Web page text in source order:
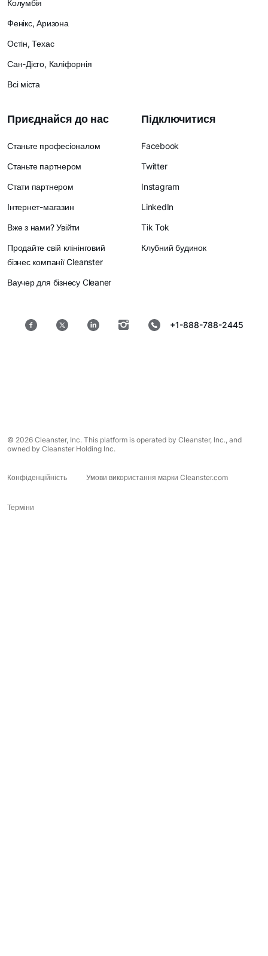
Колумбія
Фенікс, Аризона
Остін, Техас
Сан-Дієго, Каліфорнія
Всі міста
Приєднайся до нас
Станьте професіоналом
Станьте партнером
Стати партнером
Інтернет-магазин
Вже з нами? Увійти
Продайте свій клінінговий
бізнес компанії Cleanster
Ваучер для бізнесу Cleaner
Підключитися
Facebook
Twitter
Instagram
LinkedIn
Tik Tok
Клубний будинок
+1-888-788-2445
© 2026 Cleanster, Inc. This platform is operated by Cleanster, Inc., and
owned by Cleanster Holding Inc.
Конфіденційність Умови використання марки Cleanster.com
Терміни